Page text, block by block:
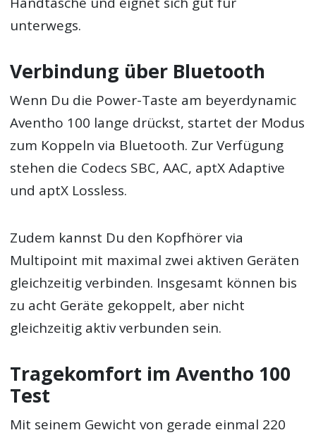
unterwegs.
Verbindung über Bluetooth
Wenn Du die Power-Taste am beyerdynamic
Aventho 100 lange drückst, startet der Modus
zum Koppeln via Bluetooth. Zur Verfügung
stehen die Codecs SBC, AAC, aptX Adaptive
und aptX Lossless.
Zudem kannst Du den Kopfhörer via
Multipoint mit maximal zwei aktiven Geräten
gleichzeitig verbinden. Insgesamt können bis
zu acht Geräte gekoppelt, aber nicht
gleichzeitig aktiv verbunden sein.
Tragekomfort im Aventho 100
Test
Mit seinem Gewicht von gerade einmal 220